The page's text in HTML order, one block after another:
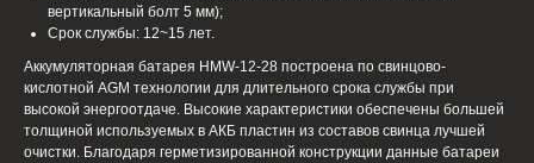
вертикальный болт 5 мм);
Срок службы: 12~15 лет.
Аккумуляторная батарея HMW-12-28 построена по свинцово-
кислотной AGM технологии для длительного срока службы при
высокой энергоотдаче. Высокие характеристики обеспечены большей
толщиной используемых в АКБ пластин из составов свинца лучшей
очистки. Благодаря герметизированной конструкции данные батареи